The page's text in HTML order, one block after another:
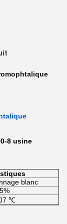
8 usine
blanc
℃